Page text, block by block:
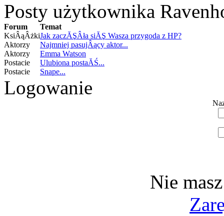
Posty użytkownika
Forum
Temat
KsiÂąÂżkiJak zaczĂŞÂła siĂŞ Wasza przygoda z HP?
Aktorzy
Najmniej pasujÂący aktor...
Aktorzy
Emma Watson
Postacie
Ulubiona postaĂŚ...
Postacie
Snape...
Logowanie
Nie